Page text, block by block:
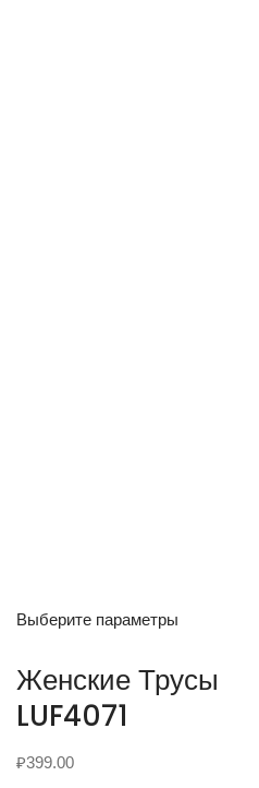
Выберите параметры
Женские Трусы
LUF4071
₽399.00